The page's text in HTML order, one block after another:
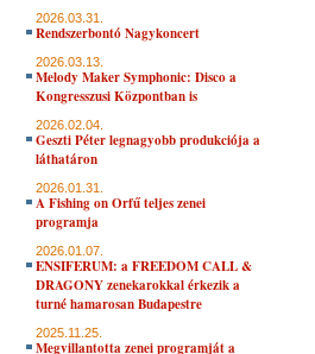
2026.03.31.
Rendszerbontó Nagykoncert
2026.03.13.
Melody Maker Symphonic: Disco a
Kongresszusi Központban is
2026.02.04.
Geszti Péter legnagyobb produkciója a
láthatáron
2026.01.31.
A Fishing on Orfű teljes zenei
programja
2026.01.07.
ENSIFERUM: a FREEDOM CALL &
DRAGONY zenekarokkal érkezik a
turné hamarosan Budapestre
2025.11.25.
Megvillantotta zenei programját a